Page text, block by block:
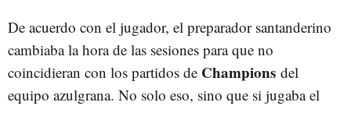
De acuerdo con el jugador, el preparador santanderino
cambiaba la hora de las sesiones para que no
coincidieran con los partidos de Champions del
equipo azulgrana. No solo eso, sino que si jugaba el